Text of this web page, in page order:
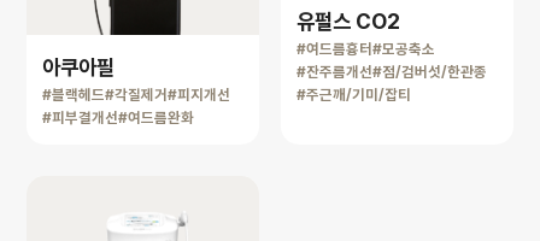
아쿠아필
#블랙헤드#각질제거 #피지개선
#피부결개선#여드름완화
유펄스 CO2
#여드름흉터#모공축소
#잔주름개선#점/검버섯/한관종
#주근깨/기미/잡티